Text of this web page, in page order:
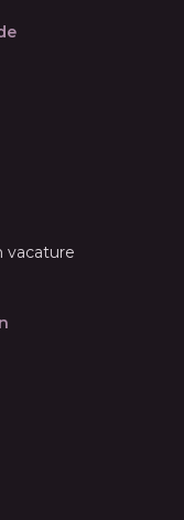
vacature